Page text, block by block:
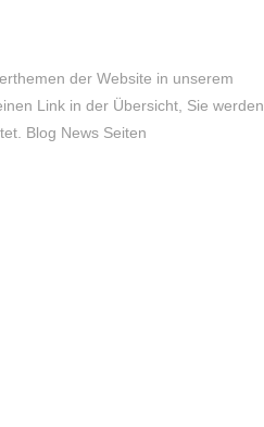
der Website in unserem
Link in der Übersicht, Sie werden
Blog News Seiten